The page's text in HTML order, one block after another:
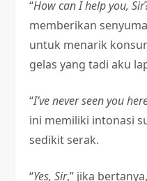
“How can I help you, Sir
memberikan
untuk menarik
gelas yang tadi aku
“I’ve never seen you
ini memiliki intonasi
sedikit serak.
“Yes, Sir,” jika